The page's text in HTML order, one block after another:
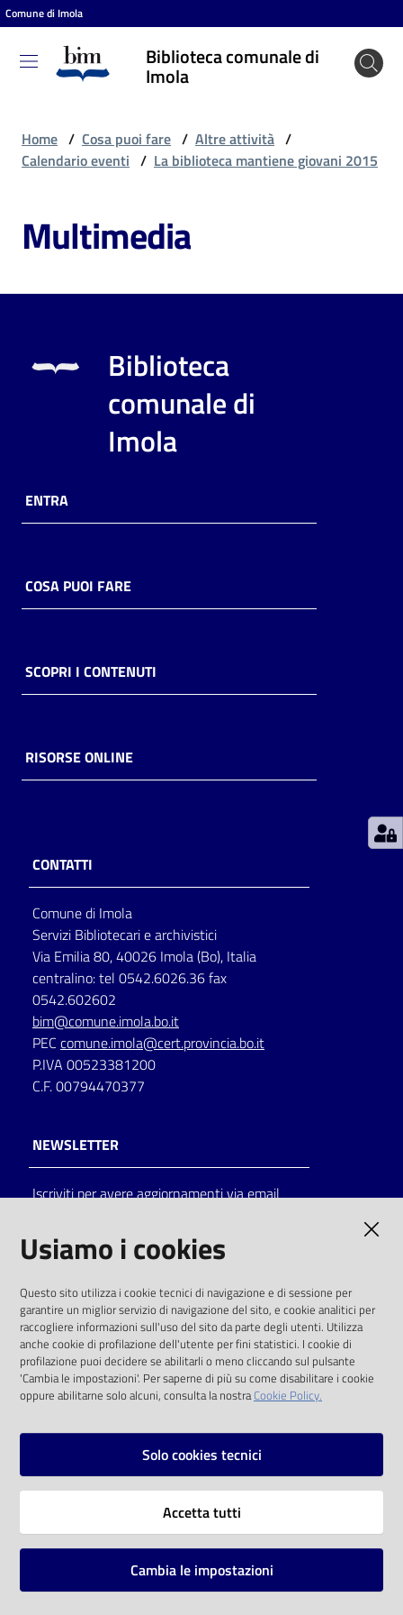
Vai al contenuto
Vai alla navigazione
Vai al footer
Comune di Imola
Biblioteca comunale di
Imola
Biblioteca
comunale
puoi
Risorse
online
Casa
Piani
storico
per
lettura
Seguici
su
Catalogo
on line
Eventi
Chiedi al
bibliotecario
Home / Cosa puoi fare / Altre attività /
Calendario eventi / La biblioteca mantiene giovani 2015
Multimedia
Biblioteca
comunale di
Imola
ENTRA
COSA PUOI FARE
SCOPRI I CONTENUTI
RISORSE ONLINE
CONTATTI
Comune di Imola
Servizi Bibliotecari e archivistici
Via Emilia 80, 40026 Imola (Bo), Italia
centralino: tel 0542.6026.36 fax
0542.602602
bim@comune.imola.bo.it
PEC comune.imola@cert.provincia.bo.it
P.IVA 00523381200
C.F. 00794470377
NEWSLETTER
Iscriviti per avere aggiornamenti via email
solo alle condizioni previste dalla direttiva
comunitaria 2003/98/CE e dal d.lgs. 36/2006
SOCIAL
Instagram
Vai alla pagina
Mappa del sito
Usiamo i cookies
Questo sito utilizza i cookie tecnici di navigazione e di sessione per
garantire un miglior servizio di navigazione del sito, e cookie analitici per
raccogliere informazioni sull'uso del sito da parte degli utenti. Utilizza
anche cookie di profilazione dell'utente per fini statistici. I cookie di
profilazione puoi decidere se abilitarli o meno cliccando sul pulsante
'Cambia le impostazioni'. Per saperne di più su come disabilitare i cookie
oppure abilitarne solo alcuni, consulta la nostraCookie Policy.
Solo cookies tecnici
Accetta tutti
Cambia le impostazioni